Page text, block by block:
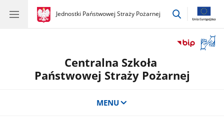
gov.pl
Jednostki Państwowej Straży Pożarnej
gov.pl
Jednostki
przejdź
okno
Centralna Szkoła
Państwowej Straży Pożarnej
MENU